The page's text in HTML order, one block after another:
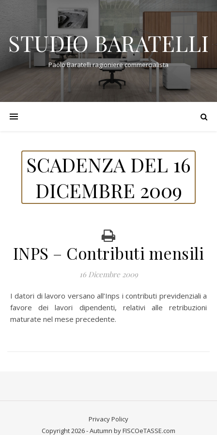
STUDIO BARATELLI
Paolo Baratelli ragioniere commercialista
SCADENZA DEL 16
DICEMBRE 2009
INPS – Contributi mensili
16 Dicembre 2009
I datori di lavoro versano all’Inps i contributi previdenziali a
favore dei lavori dipendenti, relativi alle retribuzioni
maturate nel mese precedente.
Privacy Policy
Copyright 2026 - Autumn by FISCOeTASSE.com